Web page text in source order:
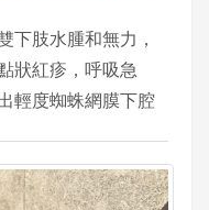
下肢水腫和無力，
狀紅疹，呼吸急
輕度蜘蛛網膜下腔
脫垂，二尖瓣脫